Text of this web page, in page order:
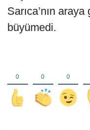
Sarıca’nın
büyümedi.